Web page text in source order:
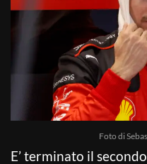
Foto di
E’ terminato il